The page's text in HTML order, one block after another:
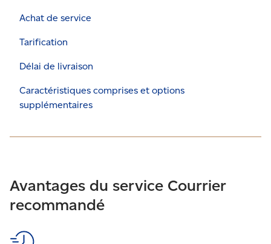
Achat de service
Tarification
Délai de livraison
Caractéristiques comprises et options
supplémentaires
Avantages du service Courrier
recommandé